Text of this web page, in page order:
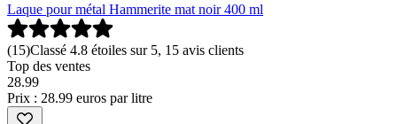
Laque pour métal Hammerite mat noir 400 ml
(15)Classé 4.8 étoiles sur 5, 15 avis clients
Top des ventes
28.99
Prix : 28.99 euros par litre